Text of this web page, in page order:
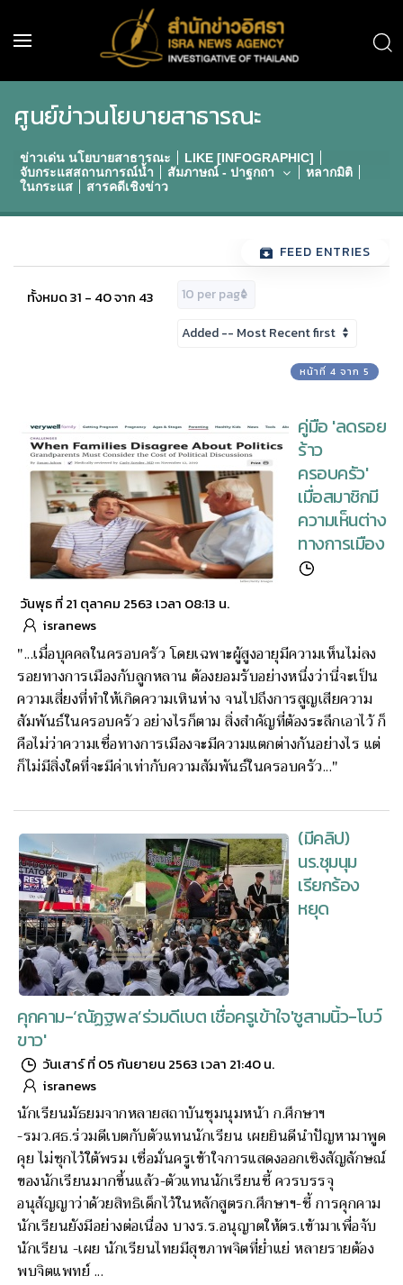
ศูนย์ข่าวนโยบายสาธารณะ
ข่าวเด่น นโยบายสาธารณะ
LIKE [INFOGRAPHIC]
จับกระแสสถานการณ์น้ำ
สัมภาษณ์ - ปาฐกถา
หลากมิติ
ในกระแส
สารคดีเชิงข่าว
FEED ENTRIES
ทั้งหมด 31 - 40 จาก 43
หน้าที่ 4 จาก 5
คู่มือ 'ลดรอย
ร้าว
ครอบครัว'
เมื่อสมาชิกมี
ความเห็นต่าง
ทางการเมือง
วันพุธ ที่ 21 ตุลาคม 2563 เวลา 08:13 น.
isranews
"...เมื่อบุคคลในครอบครัว โดยเฉพาะผู้สูงอายุมีความเห็นไม่ลง
รอยทางการเมืองกับลูกหลาน ต้องยอมรับอย่างหนึ่งว่านี่จะเป็น
ความเสี่ยงที่ทำให้เกิดความเหินห่าง จนไปถึงการสูญเสียความ
สัมพันธ์ในครอบครัว อย่างไรก็ตาม สิ่งสำคัญที่ต้องระลึกเอาไว้ ก็
คือไม่ว่าความเชื่อทางการเมืองจะมีความแตกต่างกันอย่างไร แต่
ก็ไม่มีสิ่งใดที่จะมีค่าเท่ากับความสัมพันธ์ในครอบครัว..."
(มีคลิป)
นร.ชุมนุม
เรียกร้อง
หยุด
คุกคาม-‘ณัฏฐพล’ร่วมดีเบต เชื่อครูเข้าใจ'ชูสามนิ้ว-โบว์
ขาว'
วันเสาร์ ที่ 05 กันยายน 2563 เวลา 21:40 น.
isranews
นักเรียนมัธยมจากหลายสถาบันชุมนุมหน้า ก.ศึกษาฯ
-รมว.ศธ.ร่วมดีเบตกับตัวแทนนักเรียน เผยยินดีนำปัญหามาพูด
คุย ไม่ซุกไว้ใต้พรม เชื่อมั่นครูเข้าใจการแสดงออกเชิงสัญลักษณ์
ของนักเรียนมากขึ้นแล้ว-ตัวแทนนักเรียนชี้ ควรบรรจุ
อนุสัญญาว่าด้วยสิทธิเด็กไว้ในหลักสูตรก.ศึกษาฯ-ชี้ การคุกคาม
นักเรียนยังมีอย่างต่อเนื่อง บางร.ร.อนุญาตให้ตร.เข้ามาเพื่อจับ
นักเรียน -เผย นักเรียนไทยมีสุขภาพจิตที่ย่ำแย่ หลายรายต้อง
พบจิตแพทย์ ...